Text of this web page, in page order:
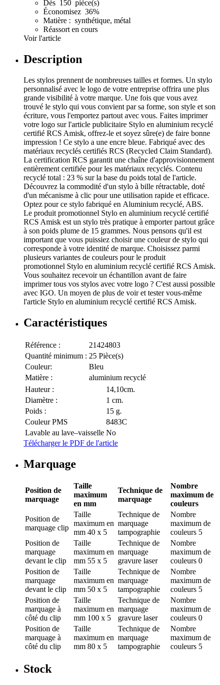
Dès 150 pièce(s)
Économisez 36%
Matière : synthétique, métal
Réassort en cours
Voir l'article
Description
Les stylos prennent de nombreuses tailles et formes. Un stylo
personnalisé avec le logo de votre entreprise offrira une plus
grande visibilité à votre marque. Une fois que vous avez
trouvé le stylo qui vous convient par sa forme, son style et son
écriture, vous l'emportez partout avec vous. Faites imprimer
votre logo sur l'article publicitaire Stylo en aluminium recyclé
certifié RCS Amisk, offrez-le et soyez sûre(e) de faire bonne
impression ! Ce stylo a une encre bleue. Fabriqué avec des
matériaux recyclés certifiés RCS (Recycled Claim Standard).
La certification RCS garantit une chaîne d'approvisionnement
entièrement certifiée pour les matériaux recyclés. Contenu
recyclé total : 23 % sur la base du poids total de l'article.
Découvrez la commodité d'un stylo à bille rétractable, doté
d'un mécanisme à clic pour une utilisation rapide et efficace.
Optez pour ce stylo fabriqué en Aluminium recyclé, ABS.
Le produit promotionnel Stylo en aluminium recyclé certifié
RCS Amisk est un stylo très pratique à emporter partout grâce
à son poids plume de 15 grammes. Nous pensons qu'il est
important que vous puissiez choisir une couleur de stylo qui
corresponde à votre identité de marque. Choisissez parmi
plusieurs variantes de couleurs pour le produit
promotionnel Stylo en aluminium recyclé certifié RCS Amisk.
Vous souhaitez recevoir un échantillon avant de faire
imprimer tous vos stylos avec votre logo ? C'est aussi possible
avec IGO. Un moyen de plus de voir et tester vous-même
l'article Stylo en aluminium recyclé certifié RCS Amisk.
Caractéristiques
Référence :
21424803
Quantité minimum : 25 Pièce(s)
Couleur:
Bleu
Matière :
aluminium recyclé
Hauteur :
14,10cm.
Diamètre :
1 cm.
Poids :
15 g.
Couleur PMS
8483C
Lavable au lave–vaisselle No
Télécharger le PDF de l'article
Marquage
Position de
marquage
Taille
maximum
en mm
Technique de
marquage
Nombre
maximum de
couleurs
Position de
marquage clip
Taille
maximum en
mm 40 x 5
Technique de
marquage
tampographie
Nombre
maximum de
couleurs 5
Position de
marquage
devant le clip
Taille
maximum en
mm 55 x 5
Technique de
marquage
gravure laser
Nombre
maximum de
couleurs 0
Position de
marquage
devant le clip
Taille
maximum en
mm 50 x 5
Technique de
marquage
tampographie
Nombre
maximum de
couleurs 5
Position de
marquage à
côté du clip
Taille
maximum en
mm 100 x 5
Technique de
marquage
gravure laser
Nombre
maximum de
couleurs 0
Position de
marquage à
côté du clip
Taille
maximum en
mm 80 x 5
Technique de
marquage
tampographie
Nombre
maximum de
couleurs 5
Stock